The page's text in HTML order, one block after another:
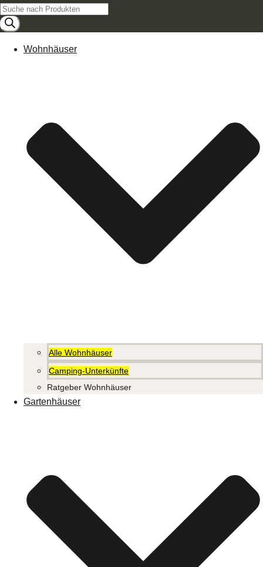
Products
search
Wohnhäuser
Alle Wohnhäuser
Camping-Unterkünfte
Ratgeber Wohnhäuser
Gartenhäuser